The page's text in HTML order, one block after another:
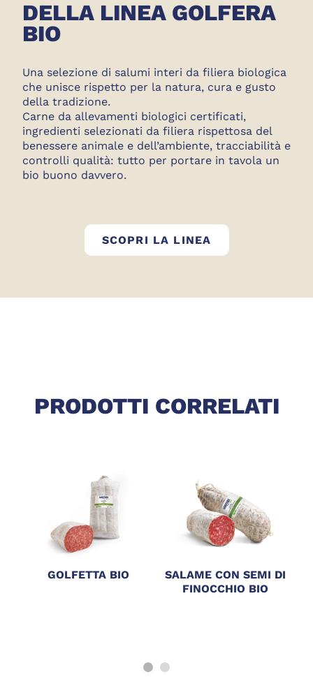
DELLA LINEA GOLFERA
BIO
Una selezione di salumi interi da filiera biologica
che unisce rispetto per la natura, cura e gusto
della tradizione.
Carne da allevamenti biologici certificati,
ingredienti selezionati da filiera rispettosa del
benessere animale e dell’ambiente, tracciabilità e
controlli qualità: tutto per portare in tavola un
bio buono davvero.
SCOPRI LA LINEA
PRODOTTI CORRELATI
GOLFETTA BIO
SALAME CON SEMI DI
FINOCCHIO BIO